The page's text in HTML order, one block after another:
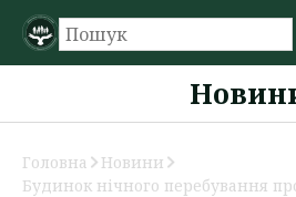
Головна
Новини
Будинок нічного перебування